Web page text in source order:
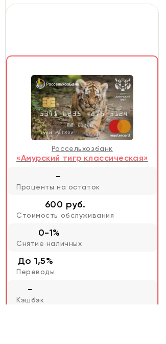
Россельхозбанк
«Амурский тигр классическая»
-
Проценты на остаток
600 руб.
Стоимость обслуживания
0-1%
Снятие наличных
До 1,5%
Переводы
-
Кэшбэк